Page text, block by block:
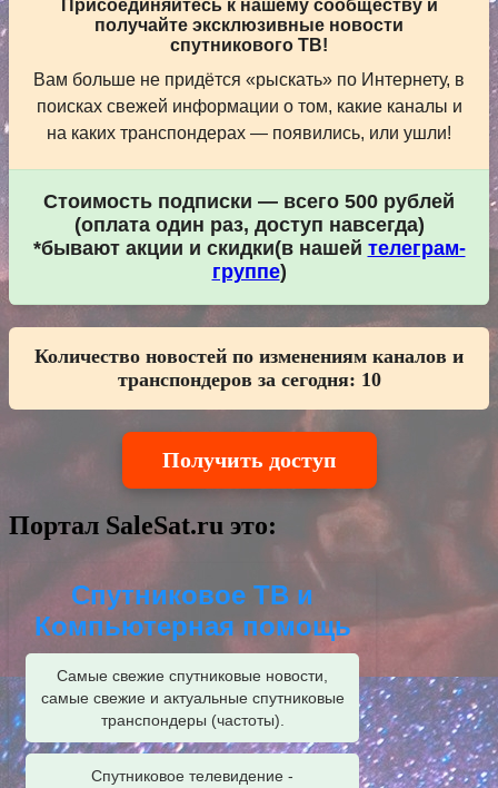
Присоединяйтесь к нашему сообществу и
получайте эксклюзивные новости
спутникового ТВ!
Вам больше не придётся «рыскать» по Интернету, в
поисках свежей информации о том, какие каналы и
на каких транспондерах — появились, или ушли!
Стоимость подписки — всего 500 рублей
(оплата один раз, доступ навсегда)
*бывают акции и скидки(в нашей телеграм-
группе)
Количество новостей по изменениям каналов и
транспондеров за сегодня: 10
Получить доступ
Портал SaleSat.ru это:
Спутниковое ТВ и
Компьютерная помощь
Самые свежие спутниковые новости,
самые свежие и актуальные спутниковые
транспондеры (частоты).
Спутниковое телевидение -